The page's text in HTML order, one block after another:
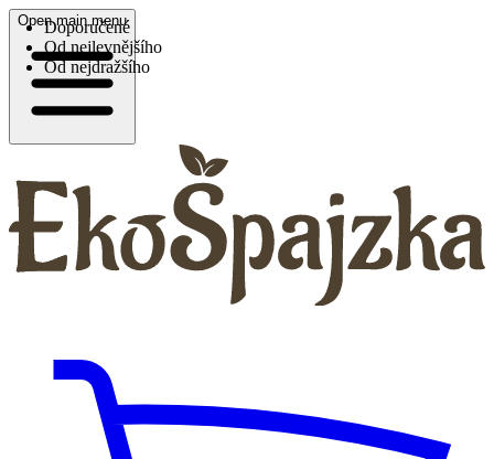
Open main menu
Doporučené
Od nejlevnějšího
Od nejdražšího